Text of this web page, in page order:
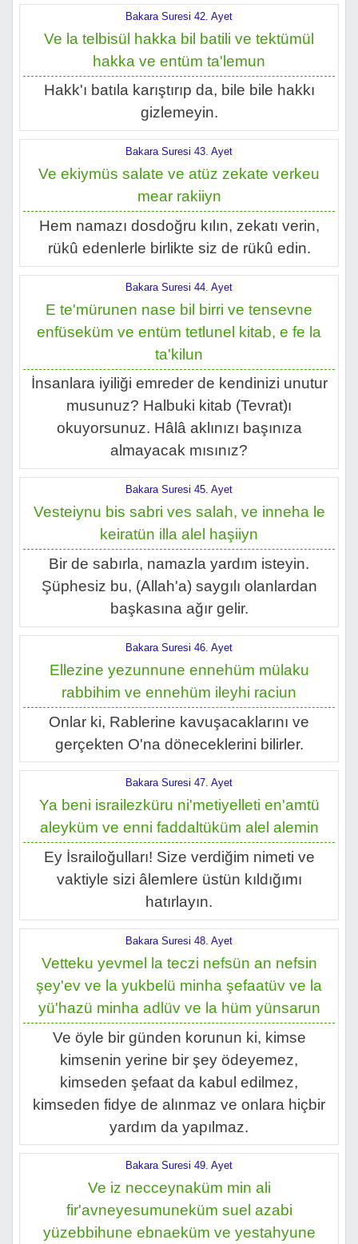
Bakara Suresi 42. Ayet
Ve la telbisül hakka bil batili ve tektümül
hakka ve entüm ta'lemun
Hakk'ı batıla karıştırıp da, bile bile hakkı
gizlemeyin.
Bakara Suresi 43. Ayet
Ve ekiymüs salate ve atüz zekate verkeu
mear rakiiyn
Hem namazı dosdoğru kılın, zekatı verin,
rükû edenlerle birlikte siz de rükû edin.
Bakara Suresi 44. Ayet
E te'mürunen nase bil birri ve tensevne
enfüseküm ve entüm tetlunel kitab, e fe la
ta'kilun
İnsanlara iyiliği emreder de kendinizi unutur
musunuz? Halbuki kitab (Tevrat)ı
okuyorsunuz. Hâlâ aklınızı başınıza
almayacak mısınız?
Bakara Suresi 45. Ayet
Vesteiynu bis sabri ves salah, ve inneha le
keiratün illa alel haşiiyn
Bir de sabırla, namazla yardım isteyin.
Şüphesiz bu, (Allah'a) saygılı olanlardan
başkasına ağır gelir.
Bakara Suresi 46. Ayet
Ellezine yezunnune ennehüm mülaku
rabbihim ve ennehüm ileyhi raciun
Onlar ki, Rablerine kavuşacaklarını ve
gerçekten O'na döneceklerini bilirler.
Bakara Suresi 47. Ayet
Ya beni israilezküru ni'metiyelleti en'amtü
aleyküm ve enni faddaltüküm alel alemin
Ey İsrailoğulları! Size verdiğim nimeti ve
vaktiyle sizi âlemlere üstün kıldığımı
hatırlayın.
Bakara Suresi 48. Ayet
Vetteku yevmel la teczi nefsün an nefsin
şey'ev ve la yukbelü minha şefaatüv ve la
yü'hazü minha adlüv ve la hüm yünsarun
Ve öyle bir günden korunun ki, kimse
kimsenin yerine bir şey ödeyemez,
kimseden şefaat da kabul edilmez,
kimseden fidye de alınmaz ve onlara hiçbir
yardım da yapılmaz.
Bakara Suresi 49. Ayet
Ve iz necceynaküm min ali
fir'avneyesumuneküm suel azabi
yüzebbihune ebnaeküm ve yestahyune